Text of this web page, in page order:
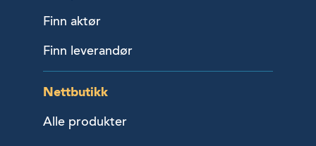
Finn aktør
Finn leverandør
Nettbutikk
Alle produkter